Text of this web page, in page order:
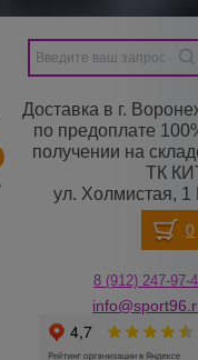
Доставка в г.
по предоплате
получении на
ТК
ул. Холмистая, 1
8 (912) 247-97-